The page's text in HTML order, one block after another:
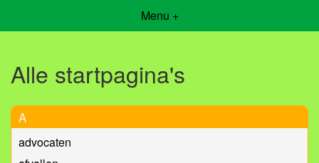
Menu +
Alle startpagina's
A
advocaten